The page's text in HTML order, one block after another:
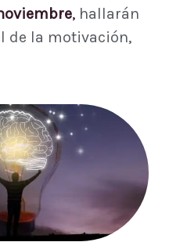
, hallarán
de la motivación,